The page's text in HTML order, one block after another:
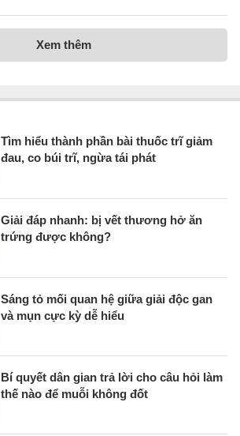
Xem thêm
Tìm hiểu thành phần bài thuốc trĩ giảm
đau, co búi trĩ, ngừa tái phát
Giải đáp nhanh: bị vết thương hở ăn
trứng được không?
Sáng tỏ mối quan hệ giữa giải độc gan
và mụn cực kỳ dễ hiểu
Bí quyết dân gian trả lời cho câu hỏi làm
thế nào để muỗi không đốt